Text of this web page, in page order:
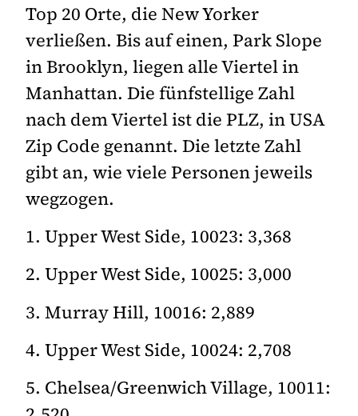
Top 20 Orte, die New Yorker
verließen. Bis auf einen, Park Slope
in Brooklyn, liegen alle Viertel in
Manhattan. Die fünfstellige Zahl
nach dem Viertel ist die PLZ, in USA
Zip Code genannt. Die letzte Zahl
gibt an, wie viele Personen jeweils
wegzogen.
1. Upper West Side, 10023: 3,368
2. Upper West Side, 10025: 3,000
3. Murray Hill, 10016: 2,889
4. Upper West Side, 10024: 2,708
5. Chelsea/Greenwich Village, 10011: